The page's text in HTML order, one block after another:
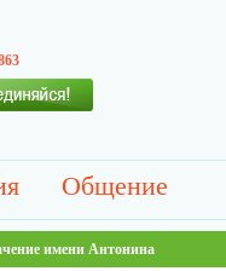
Общение
имени Антонина